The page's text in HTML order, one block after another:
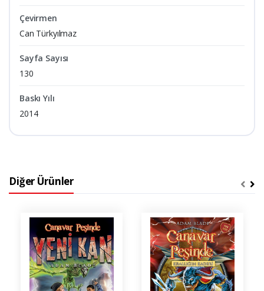
Çevirmen
Can Türkyılmaz
Sayfa Sayısı
130
Baskı Yılı
2014
Diğer Ürünler